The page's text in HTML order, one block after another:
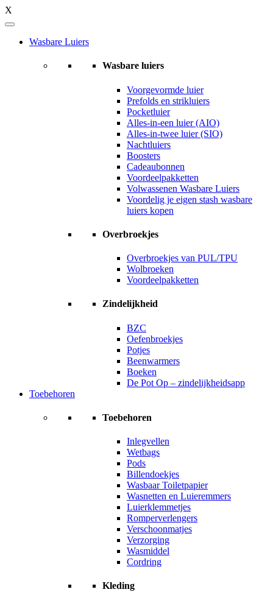
X
Wasbare Luiers
Wasbare luiers
Voorgevormde luier
Prefolds en strikluiers
Pocketluier
Alles-in-een luier (AIO)
Alles-in-twee luier (SIO)
Nachtluiers
Boosters
Cadeaubonnen
Voordeelpakketten
Volwassenen Wasbare Luiers
Voordelig je eigen stash wasbare
luiers kopen
Overbroekjes
Overbroekjes van PUL/TPU
Wolbroeken
Voordeelpakketten
Zindelijkheid
BZC
Oefenbroekjes
Potjes
Beenwarmers
Boeken
De Pot Op – zindelijkheidsapp
Toebehoren
Toebehoren
Inlegvellen
Wetbags
Pods
Billendoekjes
Wasbaar Toiletpapier
Wasnetten en Luieremmers
Luierklemmetjes
Romperverlengers
Verschoonmatjes
Verzorging
Wasmiddel
Cordring
Kleding